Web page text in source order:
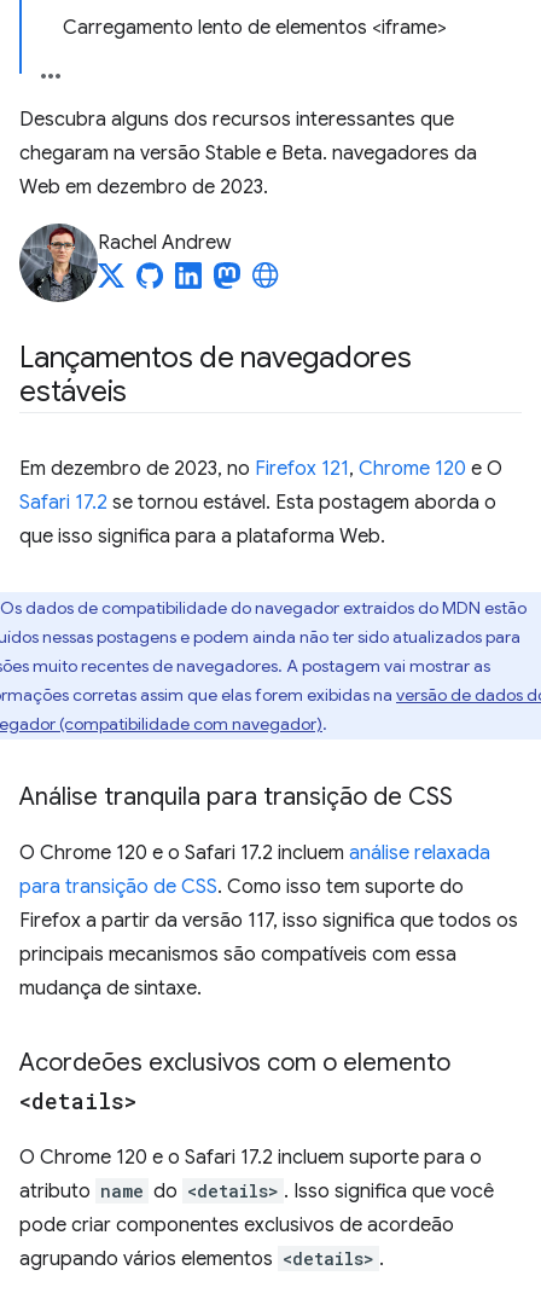
Carregamento lento de elementos <iframe>
Descubra alguns dos recursos interessantes que
chegaram na versão Stable e Beta. navegadores da
Web em dezembro de 2023.
Rachel Andrew
Lançamentos de navegadores
estáveis
Em dezembro de 2023, no Firefox 121, Chrome 120 e O
Safari 17.2 se tornou estável. Esta postagem aborda o
que isso significa para a plataforma Web.
Os dados de compatibilidade do navegador extraídos do MDN estão
nessas postagens e podem ainda não ter sido atualizados para
muito recentes de navegadores. A postagem vai mostrar as
corretas assim que elas forem exibidas na versão de dados
(compatibilidade com navegador).
Análise tranquila para transição de CSS
O Chrome 120 e o Safari 17.2 incluem análise relaxada
para transição de CSS. Como isso tem suporte do
Firefox a partir da versão 117, isso significa que todos os
principais mecanismos são compatíveis com essa
mudança de sintaxe.
Acordeões exclusivos com o elemento
<details>
O Chrome 120 e o Safari 17.2 incluem suporte para o
atributo name do <details> . Isso significa que você
pode criar componentes exclusivos de acordeão
agrupando vários elementos <details> .